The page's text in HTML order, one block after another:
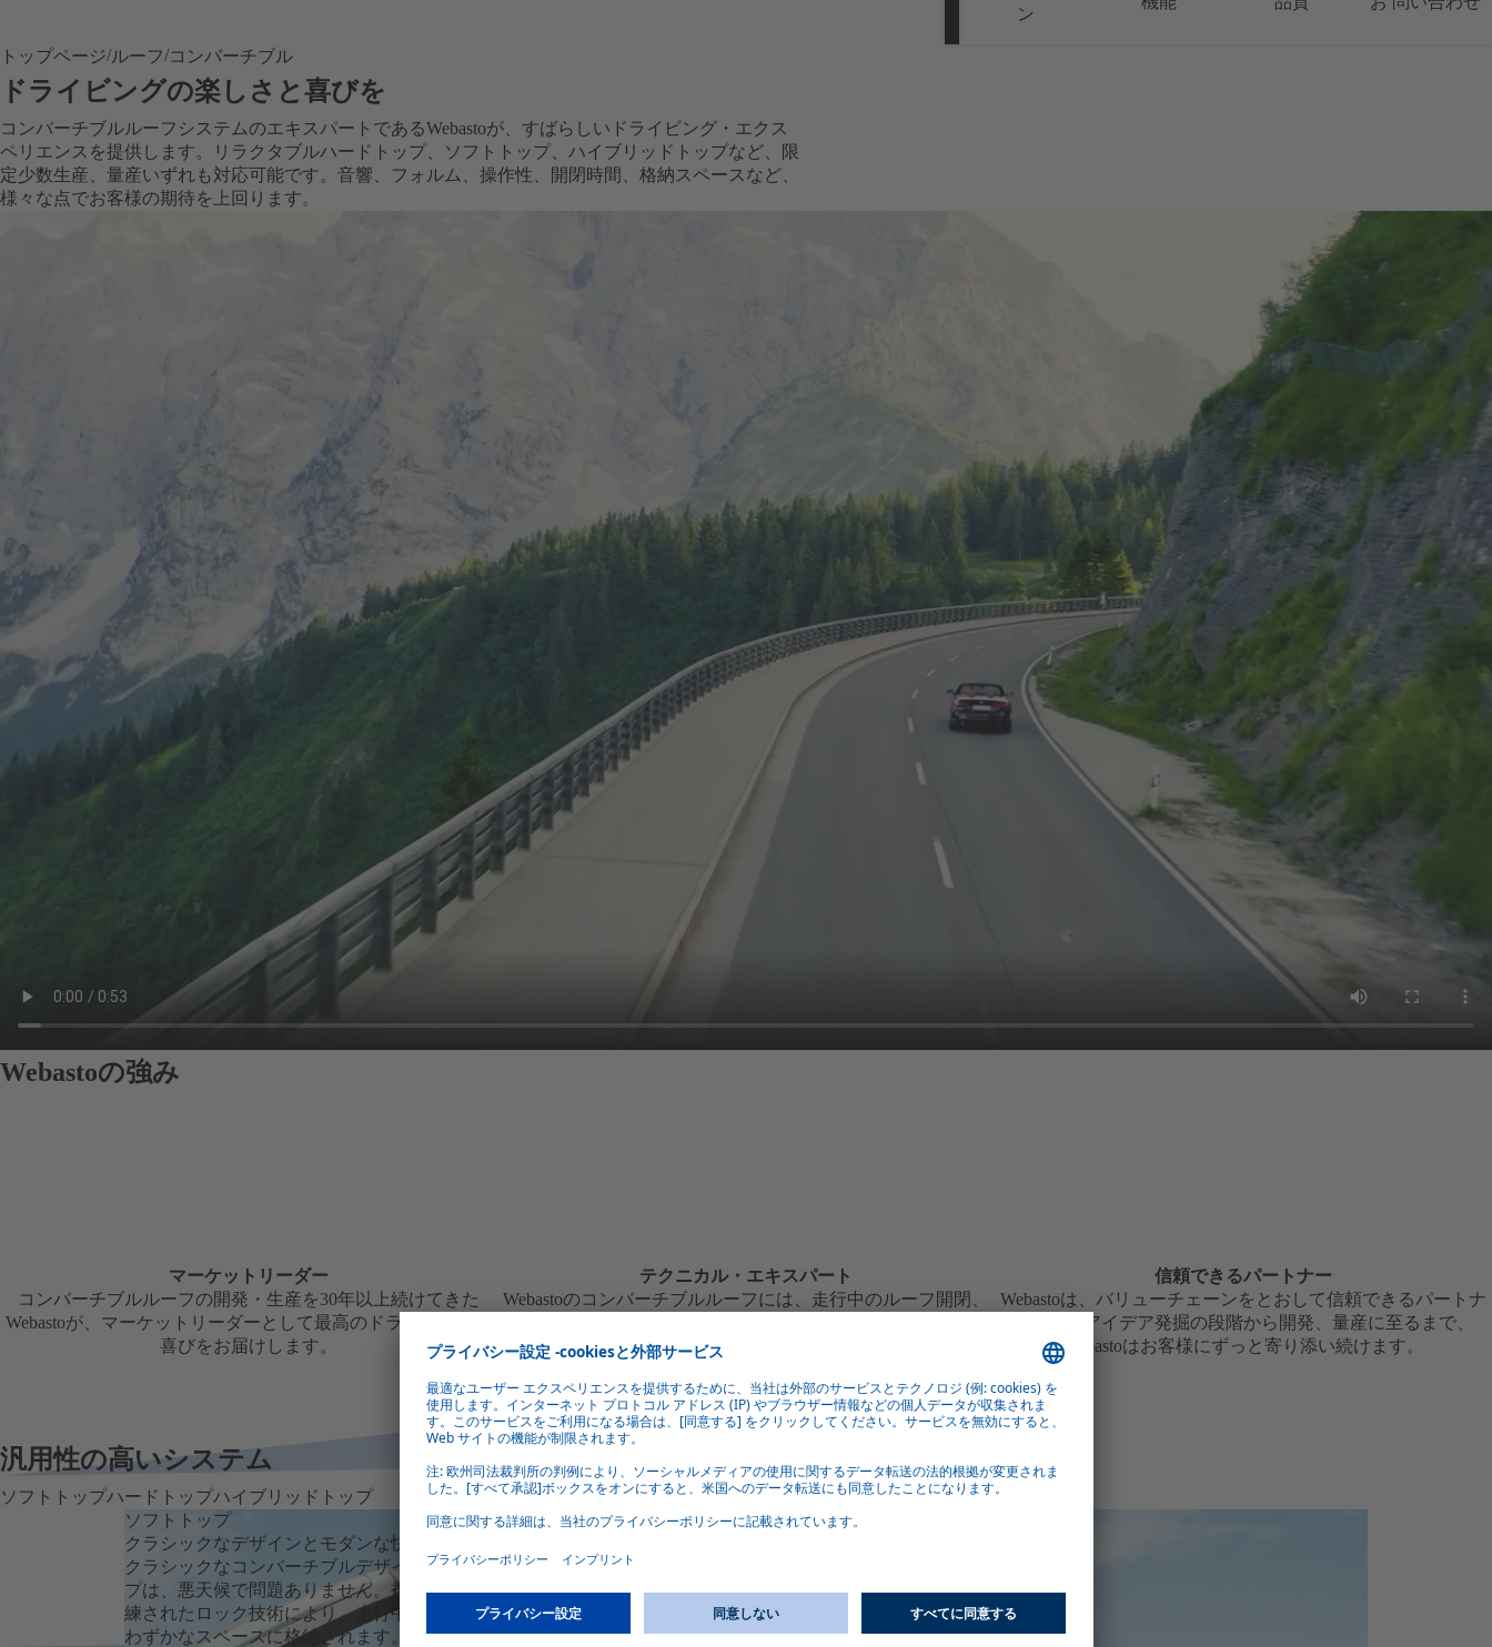
ン
トップページ ルーフ コンバーチブル
ドライビングの楽しさと喜びを
コンバーチブルルーフシステムのエキスパートであるWebastoが、すばらしいドライビング・エクス
ペリエンスを提供します。リラクタブルハードトップ、ソフトトップ、ハイブリッドトップなど、限
定少数生産、量産いずれも対応可能です。音響、フォルム、操作性、開閉時間、格納スペースなど、
様々な点でお客様の期待を上回ります。
Webastoの強み
マーケットリーダー
コンバーチブルルーフの開発・生産を30年以上続けてきた
Webastoが、マーケットリーダーとして最高のドライビングの
喜びをお届けします。
テクニカル・エキスパート
Webastoのコンバーチブルルーフには、走行中のルーフ開閉、
術ノウハウが凝縮されています。
信頼できるパートナー
Webastoは、バリューチェーンをとおして信頼できるパートナ
ーです。アイデア発掘の段階から開発、量産に至るまで、
Webastoはお客様にずっと寄り添い続けます。
汎用性の高いシステム
ソフトトップハードトップハイブリッドトップ
ソフトトップ
クラシックなデザインとモダンな快適さの融合
クラシックなコンバーチブルデザインのエレガントなソフトトッ
プは、悪天候で問題ありません。複雑なキネマティック機構と洗
練されたロック技術により、走行中でも数秒で開き、カバー下の
わずかなスペースに格納されます。